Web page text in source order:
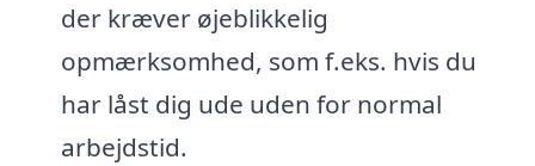
der kræver øjeblikkelig
opmærksomhed, som f.eks. hvis du
har låst dig ude uden for normal
arbejdstid.